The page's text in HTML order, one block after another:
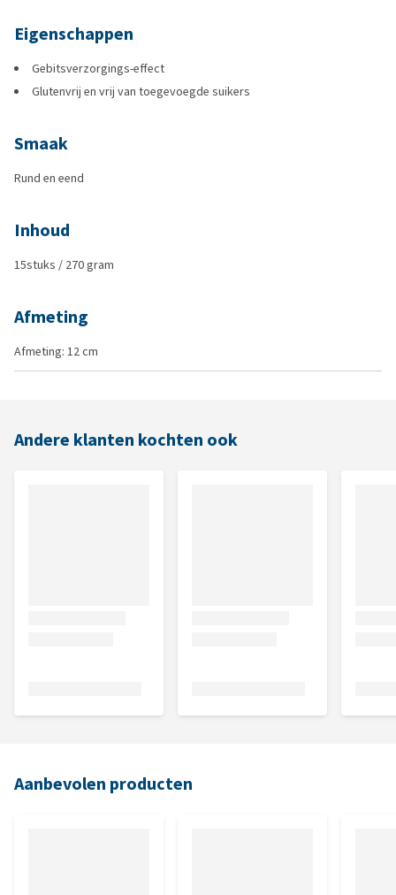
Eigenschappen
Gebitsverzorgings-effect
Glutenvrij en vrij van toegevoegde suikers
Smaak
Rund en eend
Inhoud
15stuks / 270 gram
Afmeting
Afmeting: 12 cm
Andere klanten kochten ook
Aanbevolen producten